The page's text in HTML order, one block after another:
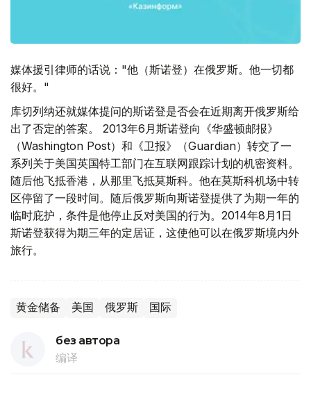
媒体援引律师的话说："他（斯诺登）在俄罗斯。他一切都
很好。"
库切列纳还就媒体提问的斯诺登是否会在近期离开俄罗斯给
出了否定的答案。 2013年6月斯诺登向《华盛顿邮报》
（Washington Post）和《卫报》（Guardian）转交了一
系列关于美国英国特工部门在互联网跟踪计划的机密资料。
随后他飞抵香港，从那里飞抵莫斯科。他在莫斯科机场中转
区停留了一段时间。随后俄罗斯向斯诺登提供了为期一年的
临时庇护，条件是他停止反对美国的行为。2014年8月1日
斯诺登获得为期三年的定居证，这使他可以在俄罗斯境内外
旅行。
黄金储备 美国 俄罗斯 国际
без автора
编译